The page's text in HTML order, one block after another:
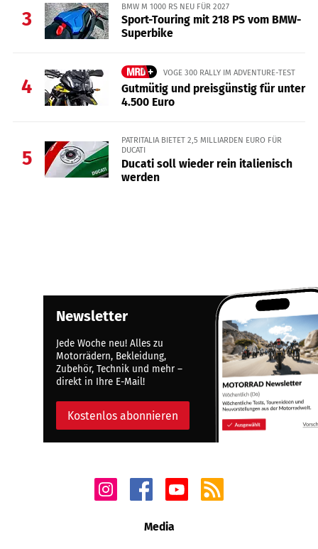
3
BMW M 1000 RS NEU FÜR 2027
Sport-Touring mit 218 PS vom BMW-
Superbike
4
VOGE 300 RALLY IM ADVENTURE-TEST
Gutmütig und preisgünstig für unter
4.500 Euro
5
PATRITALIA BIETET 2,5 MILLIARDEN EURO FÜR
DUCATI
Ducati soll wieder rein italienisch
werden
Newsletter
Jede Woche neu! Alles zu
Motorrädern, Bekleidung,
Zubehör, Technik und mehr –
direkt in Ihre E-Mail!
Kostenlos abonnieren
Media